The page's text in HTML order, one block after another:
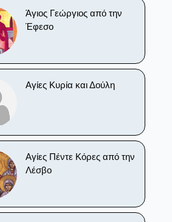
Άγιος Γεώργιος από την
Έφεσο
Αγίες Κυρία και Δούλη
Αγίες Πέντε Κόρες από την
Λέσβο